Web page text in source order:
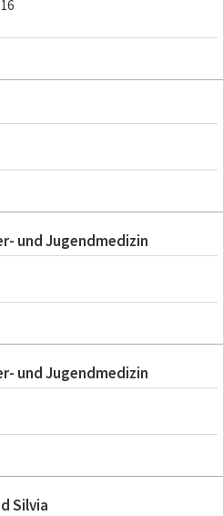
und Jugendmedizin
und Jugendmedizin
Silvia